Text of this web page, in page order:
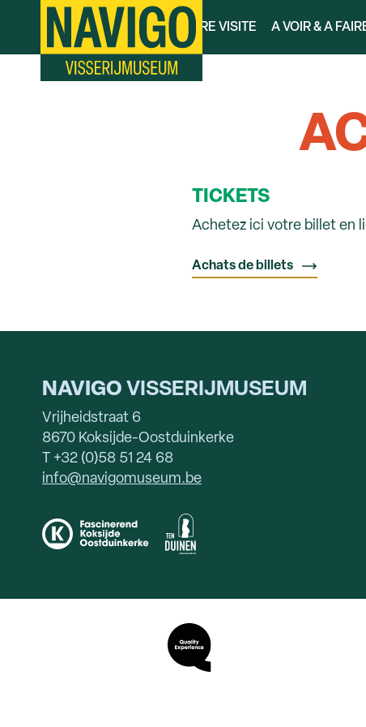
contenu
VOTRE VISITE A VOIR & A
TICKETS
Achetez ici votre billet en
Achats de billets
NAVIGO VISSERIJMUSEUM
Vrijheidstraat 6
8670 Koksijde-Oostduinkerke
T +32 (0)58 51 24 68
info@navigomuseum.be